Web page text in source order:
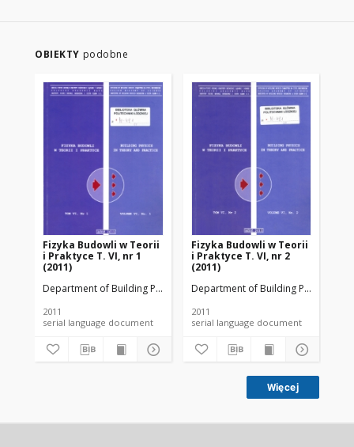
OBIEKTY podobne
Fizyka Budowli w Teorii
i Praktyce T. VI, nr 1
(2011)
Department of Building Physicsand Building Materials
2011
serial language document
Fizyka Budowli w Teorii
i Praktyce T. VI, nr 2
(2011)
Department of Building Physicsand
2011
serial language document
Więcej